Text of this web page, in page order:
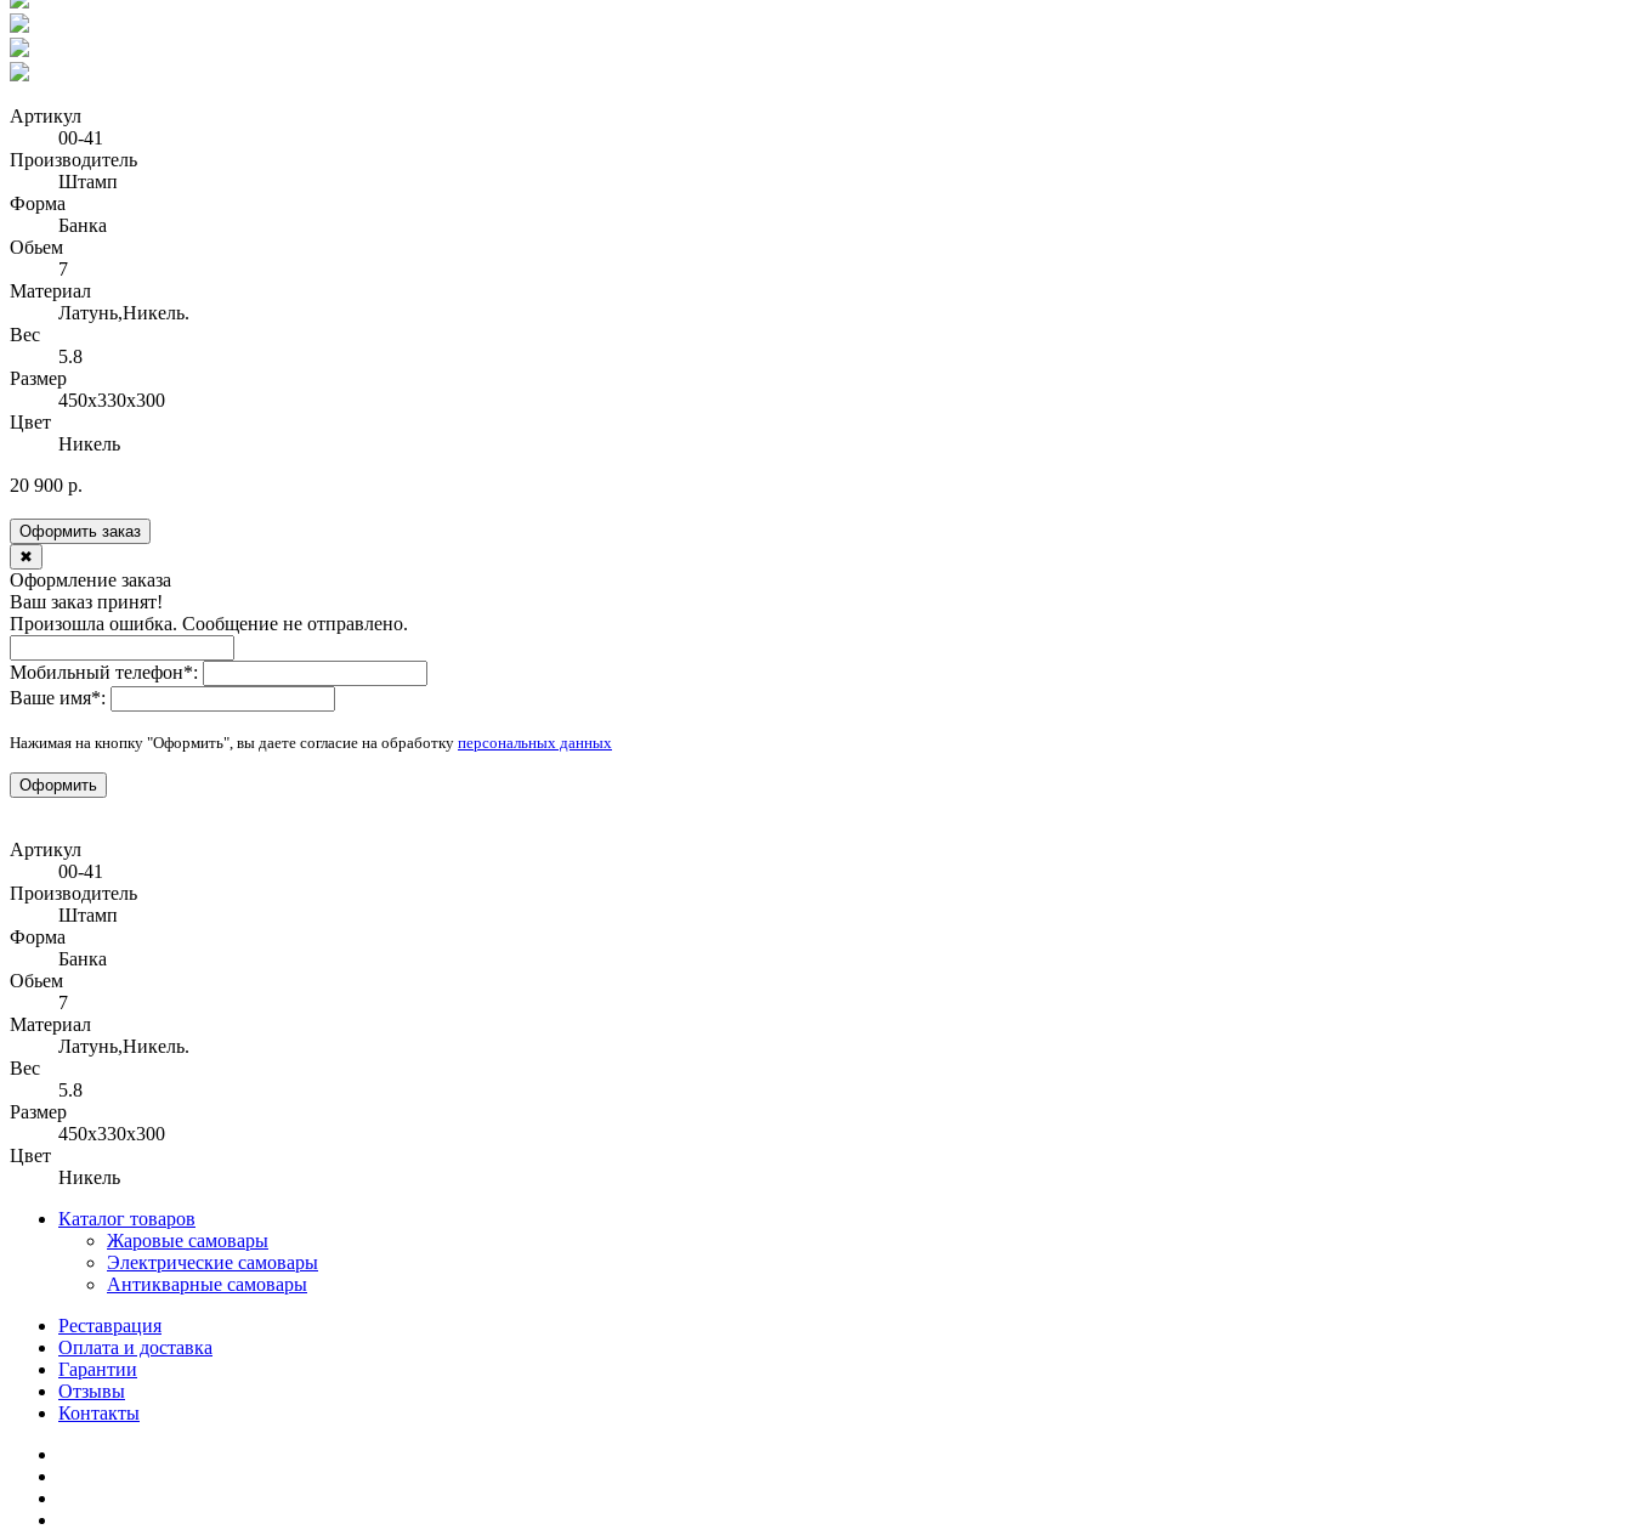
Артикул
00-41
Производитель
Штамп
Форма
Банка
Обьем
7
Материал
Латунь,Никель.
Вес
5.8
Размер
450x330x300
Цвет
Никель
20 900 р.
Оформить заказ
✖
Оформление заказа
Ваш заказ принят!
Произошла ошибка. Сообщение не отправлено.
Мобильный телефон*:
Ваше имя*:
Нажимая на кнопку "Оформить", вы даете согласие на обработку персональных данных
Оформить
Артикул
00-41
Производитель
Штамп
Форма
Банка
Обьем
7
Материал
Латунь,Никель.
Вес
5.8
Размер
450x330x300
Цвет
Никель
Каталог товаров
Жаровые самовары
Электрические самовары
Антикварные самовары
Реставрация
Оплата и доставка
Гарантии
Отзывы
Контакты